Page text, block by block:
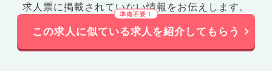
求人票に掲載されていない情報をお伝えします。
この求人に似ている求人を紹介してもらう